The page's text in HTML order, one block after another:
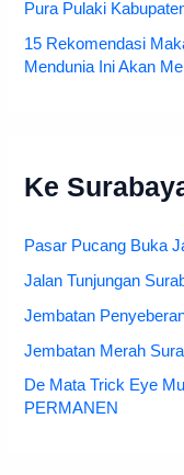
Pura Pulaki
15 Rekomendasi
Mendunia Ini Akan
Ke
Pasar Pucang Buka
Jalan Tunjungan
Jembatan
Jembatan Merah
De Mata Trick Eye
PERMANEN